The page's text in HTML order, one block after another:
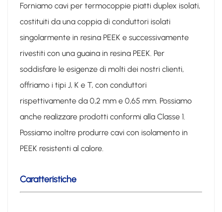
Forniamo cavi per termocoppie piatti duplex isolati,
costituiti da una coppia di conduttori isolati
singolarmente in resina PEEK e successivamente
rivestiti con una guaina in resina PEEK. Per
soddisfare le esigenze di molti dei nostri clienti,
offriamo i tipi J, K e T, con conduttori
rispettivamente da 0,2 mm e 0,65 mm. Possiamo
anche realizzare prodotti conformi alla Classe 1.
Possiamo inoltre produrre cavi con isolamento in
PEEK resistenti al calore.
Caratteristiche